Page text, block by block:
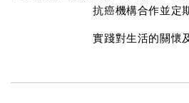
抗癌機構合作並定
實踐對生活的關懷